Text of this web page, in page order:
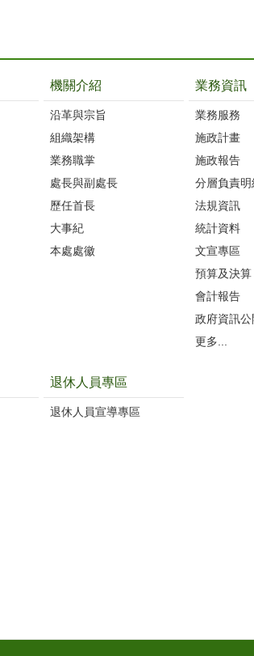
機關介紹
沿革與宗旨
組織架構
業務職掌
處長與副處長
歷任首長
大事紀
本處處徽
業務資訊
業務服務
施政計畫
施政報告
分層負責明
法規資訊
統計資料
文宣專區
預算及決算
會計報告
政府資訊公
更多...
退休人員專區
退休人員宣導專區